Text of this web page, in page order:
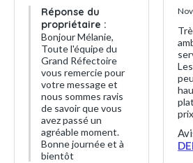
Réponse du
propriétaire :
Bonjour Mélanie,
Toute l'équipe du
Grand Réfectoire
vous remercie pour
votre message et
nous sommes ravis
de savoir que vous
avez passé un
agréable moment.
Bonne journée et à
bientôt